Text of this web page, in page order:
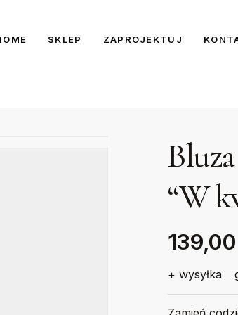
SKLEP ZAPROJEKTUJ
“W
139,00
+ wysyłka